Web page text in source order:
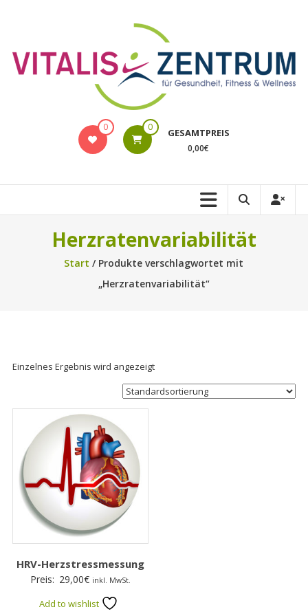
Rostock
Shop
0 0 GESAMTPREIS
0,00€
Herzratenvariabilität
Start / Produkte verschlagwortet mit
„Herzratenvariabilität“
Einzelnes Ergebnis wird angezeigt
HRV-Herzstressmessung
Preis: 29,00€ inkl. MwSt.
Add to wishlist